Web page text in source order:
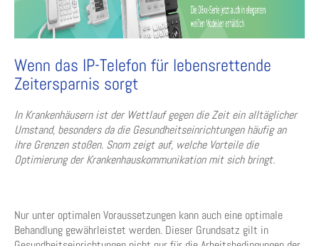
Wenn das IP-Telefon für lebensrettende
Zeitersparnis sorgt
In Krankenhäusern ist der Wettlauf gegen die Zeit ein alltäglicher
Umstand, besonders da die Gesundheitseinrichtungen häufig an
ihre Grenzen stoßen. Snom zeigt auf, welche Vorteile die
Optimierung der Krankenhauskommunikation mit sich bringt.
Nur unter optimalen Voraussetzungen kann auch eine optimale
Behandlung gewährleistet werden. Dieser Grundsatz gilt in